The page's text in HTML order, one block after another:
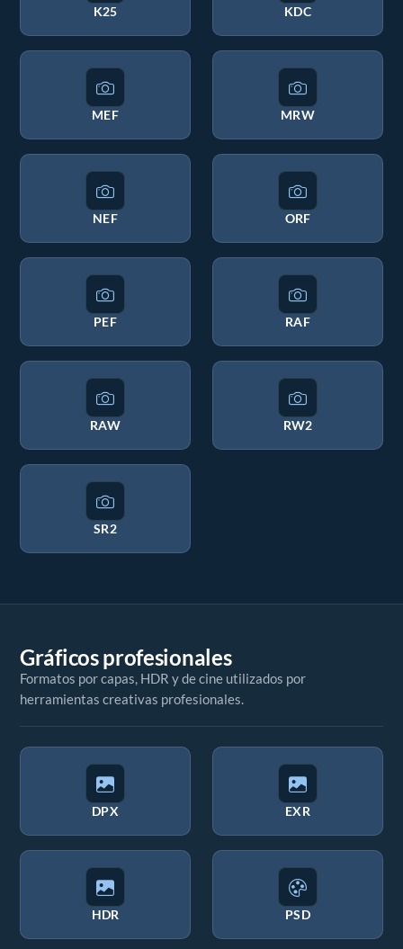
K25 KDC
MEF MRW
NEF ORF
PEF RAF
RAW RW2
SR2
Gráficos profesionales
Formatos por capas, HDR y de cine utilizados por
herramientas creativas profesionales.
DPX EXR
HDR PSD